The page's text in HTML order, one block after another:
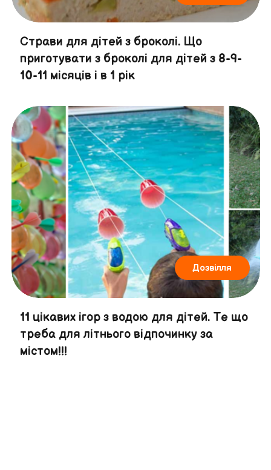
Страви для дітей з броколі. Що
приготувати з броколі для дітей з 8-9-
10-11 місяців і в 1 рік
Дозвілля
11 цікавих ігор з водою для дітей. Те що
треба для літнього відпочинку за
містом!!!